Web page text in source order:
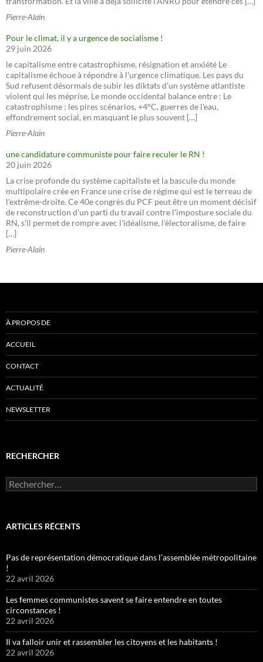
Pierre-Alain
Pour le climat, il y a urgence de socialisme !
29 juin 2026
le capitalisme entre catastrophisme, résignation et anxiété Le
capitalisme échoue à répondre à l'urgence climatique. Les pays du
Sud refusent désormais de subir les diktats d'un système atlantiste
violent qui les méprise. Le monde occidental balance entre : Le
catastrophisme : les pires scénarios, +4°C, guerres de l'eau,
effondrement social, en masquant le plus souvent […]
Pierre-Alain
une candidature communiste pour faire reculer le RN !
20 juin 2026
La crise profonde du système capitaliste et la bascule du monde
multipolaire crée en France une crise de régime qui est le terreau de
l'extrême-droite. Ce 40e congrès du PCF peut être un moment décisif
de reconstruction d'un parti du travail contre l'imposture sociale du
RN, s'il permet de rompre avec l'idéalisme, l'électoralisme, de faire
[…]
Pierre-Alain
À PROPOS DE
ACCUEIL
CONTACT
ACTUALITÉ
NEWSLETTER
RECHERCHER
Rechercher :
ARTICLES RÉCENTS
Pas de représentation démocratique dans l’assemblée métropolitaine
!
22 avril 2026
Les femmes communistes savent se faire entendre en toutes
circonstances !
22 avril 2026
Il va falloir unir et rassembler les citoyens et les habitants !
22 avril 2026